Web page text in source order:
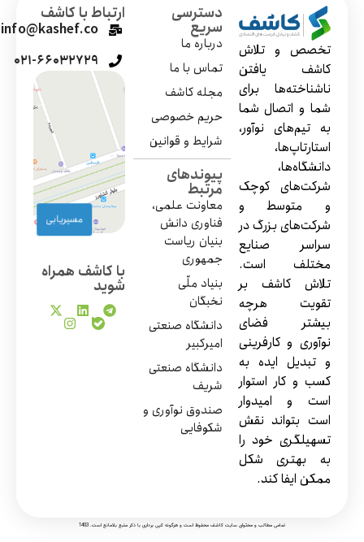
تخصص و تلاش
کاشف یافتن
ناشناخته‌ها برای
شما و اتصال شما
به تیم‌های نوآور،
استارتاپ‌ها،
دانشگاه‌ها،
شرکت‌های کوچک
و متوسط و
شرکت‌های بزرگ در
سراسر صنایع
مختلف است.
تلاش کاشف بر
تقویت هرچه
بیشتر فضای
نوآوری و کارفرینی
و تبدیل ایده به
کسب و کار استوار
است و امیدوار
است بتواند نقش
تسهیلگری خود را
به بهتری شکل
ممکن ایفا کند.
دسترسی
سریع
درباره‌ ما
تماس‌ با ما
مجله کاشف
حریم خصوصی
شرایط و قوانین
پیوندهای
مرتبط
معاونت علمی،
فناوری دانش
بنیان ریاست
جمهوری
بنیاد ملّی
نخبگان
دانشگاه صنعتی
امیرکبیر
دانشگاه صنعتی
شریف
صندوق نوآوری و
شکوفایی
ارتباط با کاشف
info@kashef.co
۰۲۱-۶۶۰۳۲۷۲۹
مسیریابی
با کاشف همراه
شوید
تمامی مطالب و محتوای سایت کاشف محفوظ است و هرگونه کپی برداری با ذکر منبع بلامانع است. 1403